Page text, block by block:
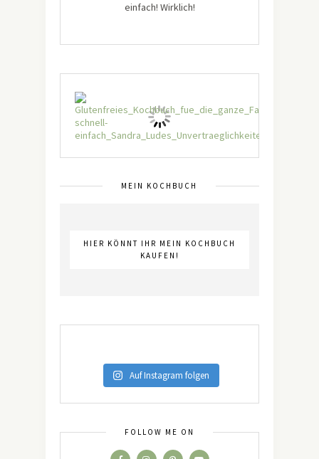
einfach! Wirklich!
MEIN KOCHBUCH
HIER KÖNNT IHR MEIN KOCHBUCH
KAUFEN!
Auf Instagram folgen
FOLLOW ME ON